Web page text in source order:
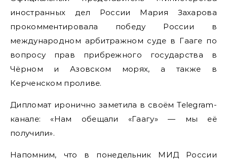
иностранных дел России Мария Захарова
прокомментировала победу России в
международном арбитражном суде в Гааге по
вопросу прав прибрежного государства в
Чёрном и Азовском морях, а также в
Керченском проливе.
Дипломат иронично заметила в своём Telegram-
канале: «Нам обещали «Гаагу» — мы её
получили».
Напомним, что в понедельник МИД России